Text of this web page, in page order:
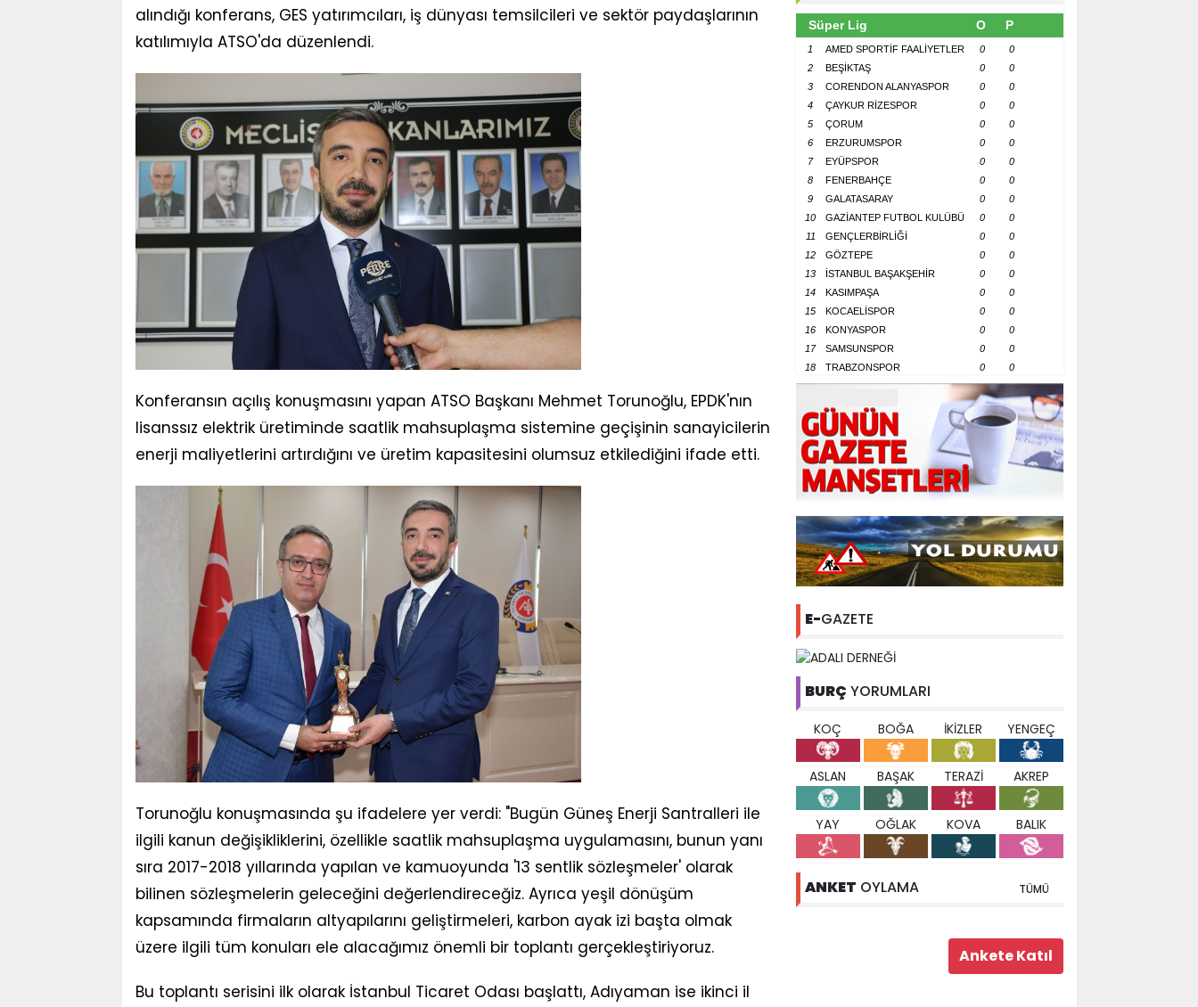
alındığı konferans, GES yatırımcıları, iş dünyası temsilcileri ve sektör paydaşlarının
katılımıyla ATSO'da düzenlendi.
Konferansın açılış konuşmasını yapan ATSO Başkanı Mehmet Torunoğlu, EPDK'nın
lisanssız elektrik üretiminde saatlik mahsuplaşma sistemine geçişinin sanayicilerin
enerji maliyetlerini artırdığını ve üretim kapasitesini olumsuz etkilediğini ifade etti.
Torunoğlu konuşmasında şu ifadelere yer verdi: "Bugün Güneş Enerji Santralleri ile
ilgili kanun değişikliklerini, özellikle saatlik mahsuplaşma uygulamasını, bunun yanı
sıra 2017-2018 yıllarında yapılan ve kamuoyunda '13 sentlik sözleşmeler' olarak
bilinen sözleşmelerin geleceğini değerlendireceğiz. Ayrıca yeşil dönüşüm
kapsamında firmaların altyapılarını geliştirmeleri, karbon ayak izi başta olmak
üzere ilgili tüm konuları ele alacağımız önemli bir toplantı gerçekleştiriyoruz.
Bu toplantı serisini ilk olarak İstanbul Ticaret Odası başlattı, Adıyaman ise ikinci il
Süper Lig O P
1 AMED SPORTİF FAALİYETLER 0
0
2
BEŞİKTAŞ 0
0
3
CORENDON ALANYASPOR 0
0
4
ÇAYKUR RİZESPOR 0
0
5
ÇORUM 0
0
6
ERZURUMSPOR 0
0
7
EYÜPSPOR 0
0
8
FENERBAHÇE 0
0
9
GALATASARAY 0
0
10
GAZİANTEP FUTBOL KULÜBÜ 0
0
11
GENÇLERBİRLİĞİ 0
0
12
GÖZTEPE 0
0
13
İSTANBUL BAŞAKŞEHİR 0
0
14
KASIMPAŞA 0
0
15
KOCAELİSPOR 0
0
16
KONYASPOR 0
0
17
SAMSUNSPOR 0
0
18
TRABZONSPOR 0 0
E-GAZETE
BURÇ YORUMLARI
KOÇ BOĞA İKİZLER YENGEÇ
ASLAN BAŞAK TERAZİ AKREP
YAY OĞLAK KOVA BALIK
ANKET OYLAMA TÜMÜ